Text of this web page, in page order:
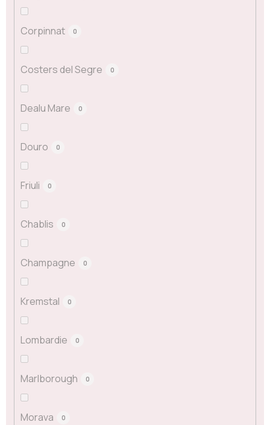
Corpinnat 0
Costers del Segre 0
Dealu Mare 0
Douro 0
Friuli 0
Chablis 0
Champagne 0
Kremstal 0
Lombardie 0
Marlborough 0
Morava 0